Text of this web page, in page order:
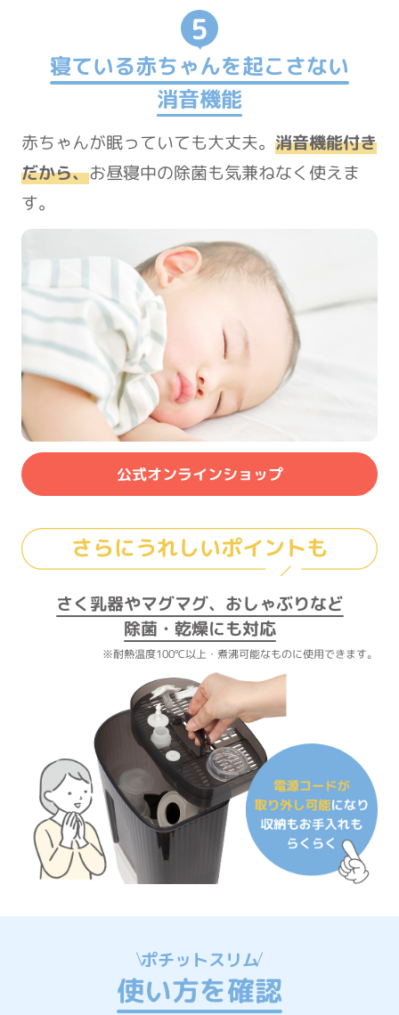
5
寝ている赤ちゃんを起こさない
消音機能
赤ちゃんが眠っていても大丈夫。 消音機能付き
だから、お昼寝中の除菌も気兼ねなく使えま
す。
公式オンラインショップ
さらにうれしいポイントも
さく乳器やマグマグ、おしゃぶりなど
除菌・乾燥にも対応
※耐熱温度100℃以上・煮沸可能なものに使用できます。
ポチットスリム
使い方を確認